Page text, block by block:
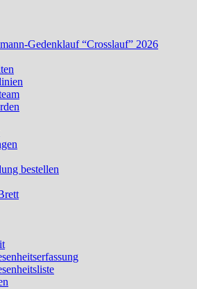
Gedenklauf “Crosslauf” 2026
bestellen